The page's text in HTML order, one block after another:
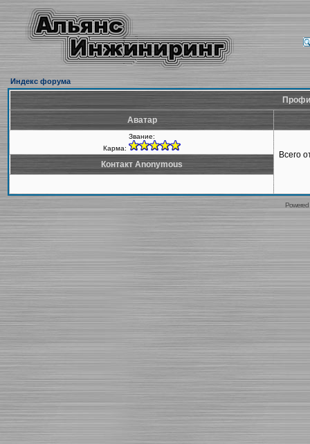
Индекс форума
Аватар
Звание:
Карма:
Всего
Контакт Anonymous